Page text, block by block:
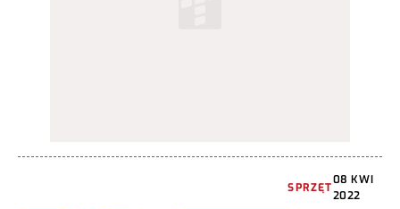
SPRZĘT
08 KWI
2022